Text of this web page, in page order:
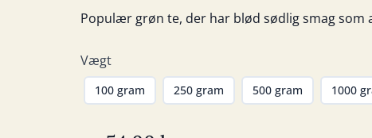
Populær grøn te, der har blød sødlig smag som
Vægt
100 gram 250 gram 500 gram 1000